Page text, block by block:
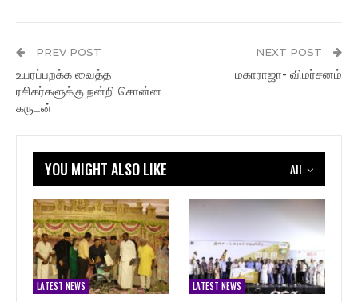
PREV POST
உயரப்பறக்க வைத்த
ரசிகர்களுக்கு நன்றி சொன்ன
கருடன்
NEXT POST
மகாராஜா- விமர்சனம்
All
YOU MIGHT ALSO LIKE
LATEST NEWS LATEST NEWS